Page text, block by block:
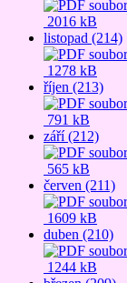
2016 kB
listopad (214)
1278 kB
říjen (213)
791 kB
září (212)
565 kB
červen (211)
1609 kB
duben (210)
1244 kB